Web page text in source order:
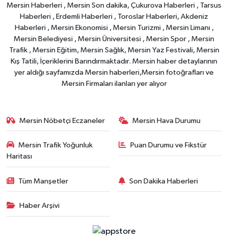
Mersin Haberleri , Mersin Son dakika, Çukurova Haberleri , Tarsus
Haberleri , Erdemli Haberleri , Toroslar Haberleri, Akdeniz
Haberleri , Mersin Ekonomisi , Mersin Turizmi , Mersin Limanı ,
Mersin Belediyesi , Mersin Üniversitesi , Mersin Spor , Mersin
Trafik , Mersin Eğitim, Mersin Sağlık, Mersin Yaz Festivali, Mersin
Kış Tatili, İçeriklerini Barındırmaktadır. Mersin haber detaylarının
yer aldığı sayfamızda Mersin haberleri,Mersin fotoğrafları ve
Mersin Firmaları ilanları yer alıyor
Mersin Nöbetçi Eczaneler Mersin Hava Durumu
Mersin Trafik Yoğunluk
Haritası
Puan Durumu ve Fikstür
Tüm Manşetler Son Dakika Haberleri
Haber Arşivi